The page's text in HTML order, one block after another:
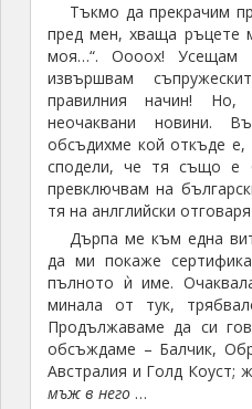
Тъкмо да прекрачим
пред мен, хваща ръцете
моя…“. Оооох! Усещам
извършвам
правилния начин!
неочаквани новини.
обсъдихме кой откъде е,
сподели, че тя също е
превключвам на
тя на анлглийски
Дърпа ме към една
да ми покаже
пълното ѝ име.
минала от тук,
Продължаваме да си
обсъждаме – Балчик,
Австралия и Голд Коуст;
мъж в него…